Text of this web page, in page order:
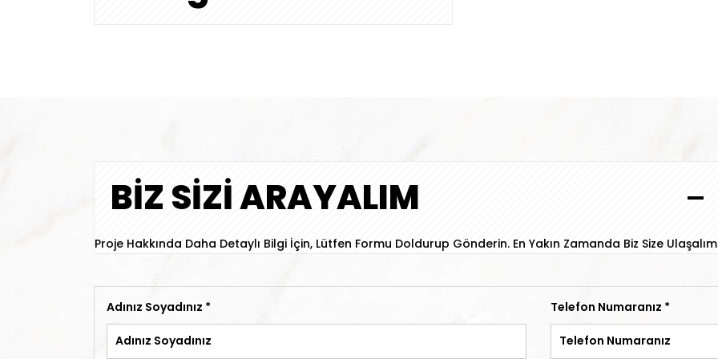
BİZ SİZİ ARAYALIM
Proje Hakkında Daha Detaylı Bilgi İçin, Lütfen Formu Doldurup Gönderin. En Yakın Zamanda Biz Size
Adınız Soyadınız * Telefon Numaranız *